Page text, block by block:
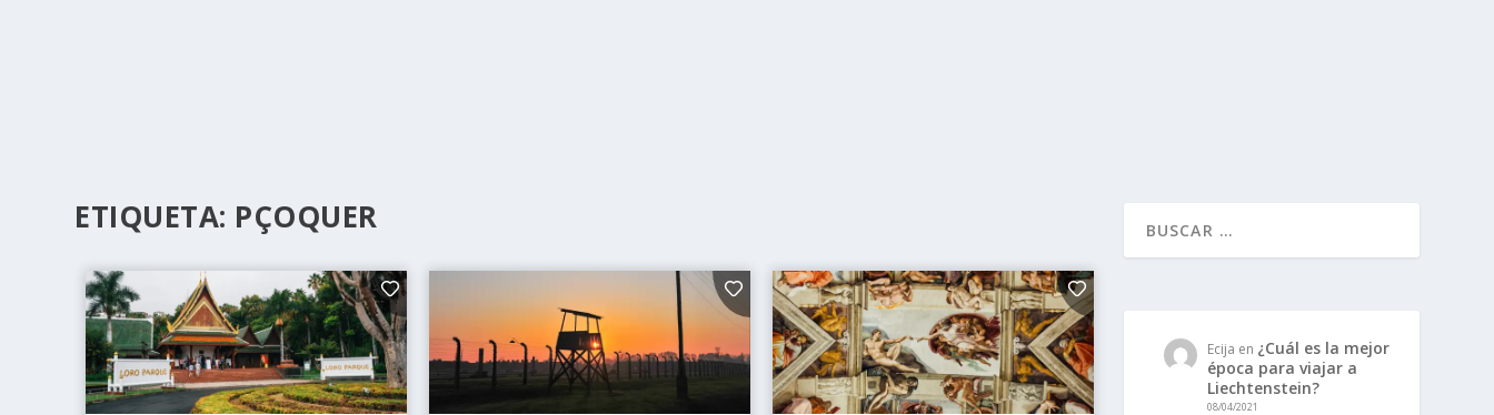
ETIQUETA: PÇOQUER
Ecija en ¿Cuál es la mejor
época para viajar a
Liechtenstein?
08/04/2021